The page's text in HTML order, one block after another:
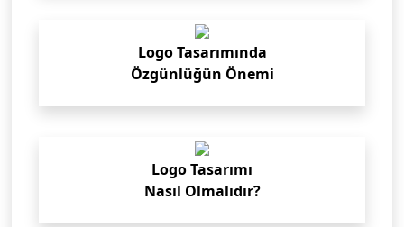
Logo Tasarımında
Özgünlüğün Önemi
Logo Tasarımı
Nasıl Olmalıdır?